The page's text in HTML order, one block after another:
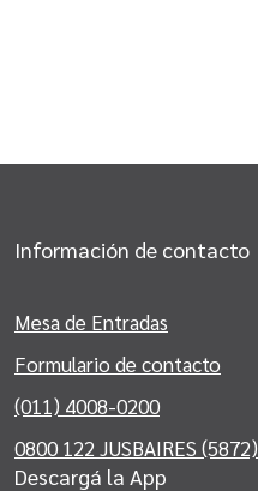
Información de contacto
Mesa de Entradas
Formulario de contacto
(011) 4008-0200
0800 122 JUSBAIRES (5872)
Descargá la App